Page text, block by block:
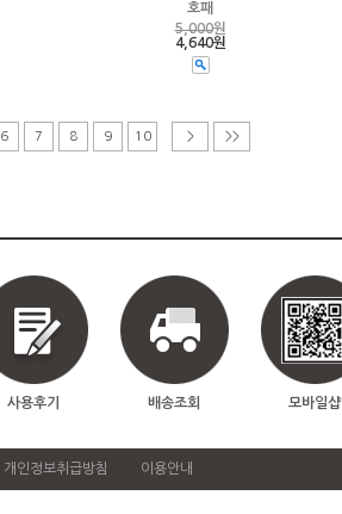
호패
5,000원
4,640원
6 7 8 9 10 > >>
사용후기 배송조회 모바일샵
개인정보취급방침 이용안내